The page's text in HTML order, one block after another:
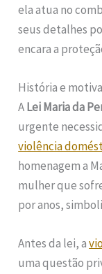
ela atua no
seus detalhes
encara a
História e
ALei Maria da
urgente
violência
homenagem a
mulher que
por anos,
Antes da lei, a
uma questão